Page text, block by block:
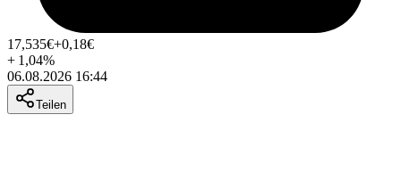
17,535€+0,18€
+ 1,04%
06.08.2026 16:44
Teilen